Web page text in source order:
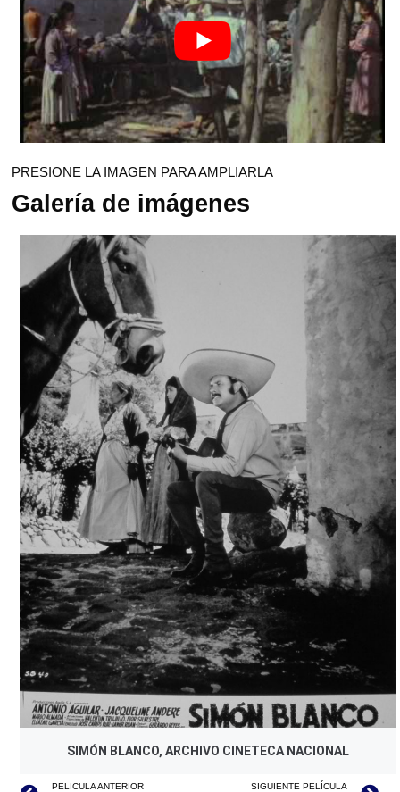
PRESIONE LA IMAGEN PARA AMPLIARLA
Galería de imágenes
SIMÓN BLANCO, ARCHIVO CINETECA NACIONAL
PELICULA ANTERIOR SIGUIENTE PELÍCULA